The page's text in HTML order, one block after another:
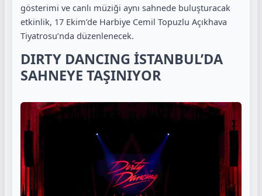
gösterimi ve canlı müziği aynı sahnede buluşturacak
etkinlik, 17 Ekim’de Harbiye Cemil Topuzlu Açıkhava
Tiyatrosu’nda düzenlenecek.
DIRTY DANCING İSTANBUL’DA
SAHNEYE TAŞINIYOR